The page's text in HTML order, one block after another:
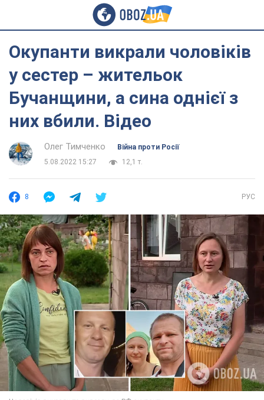
Окупанти викрали чоловіків
у сестер – жительок
Бучанщини, а сина однієї з
них вбили. Відео
Олег Тимченко
Війна проти Росії
5.08.2022 15:27
12,1 т.
8 РУС